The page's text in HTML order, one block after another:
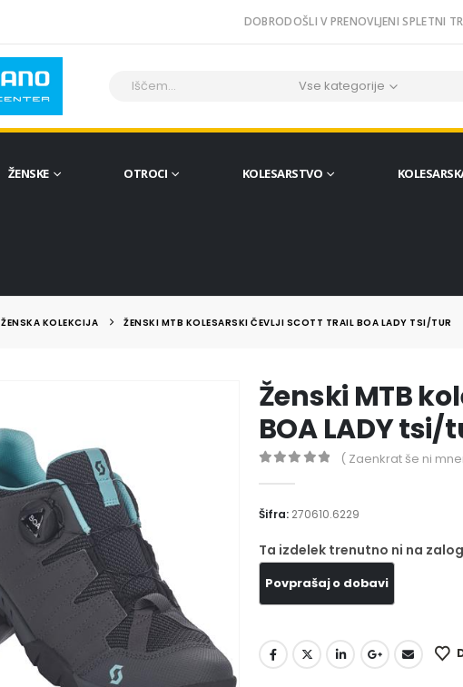
DOBRODOŠLI V PRENOVLJENI SPLETNI
Vse kategorije
ŽENSKE OTROCI KOLESARSTVO
ŽENSKA KOLEKCIJA ŽENSKI MTB KOLESARSKI ČEVLJI SCOTT TRAIL BOA LADY TSI/TUR
Ženski MTB
BOA LADY tsi/
( Zaenkrat še ni
Šifra: 270610.6229
Ta izdelek trenutno ni na